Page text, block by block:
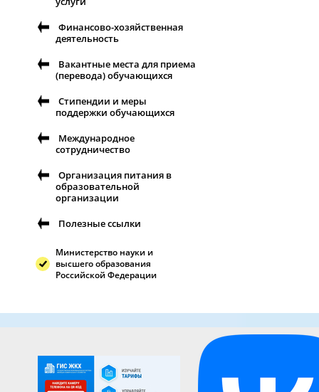
Финансово-хозяйственная
деятельность
Вакантные места для приема
(перевода) обучающихся
Стипендии и меры
поддержки обучающихся
Международное
сотрудничество
Организация питания в
образовательной
организации
Полезные ссылки
Министерство науки и
высшего образования
Российской Федерации